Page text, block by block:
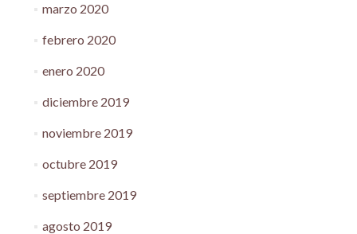
marzo 2020
febrero 2020
enero 2020
diciembre 2019
noviembre 2019
octubre 2019
septiembre 2019
agosto 2019